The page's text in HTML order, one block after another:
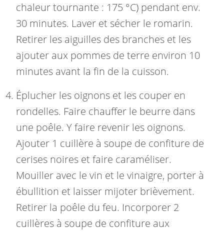
chaleur tournante : 175 °C) pendant env.
30 minutes. Laver et sécher le romarin.
Retirer les aiguilles des branches et les
ajouter aux pommes de terre environ 10
minutes avant la fin de la cuisson.
Éplucher les oignons et les couper en
rondelles. Faire chauffer le beurre dans
une poêle. Y faire revenir les oignons.
Ajouter 1 cuillère à soupe de confiture de
cerises noires et faire caraméliser.
Mouiller avec le vin et le vinaigre, porter à
ébullition et laisser mijoter brièvement.
Retirer la poêle du feu. Incorporer 2
cuillères à soupe de confiture aux